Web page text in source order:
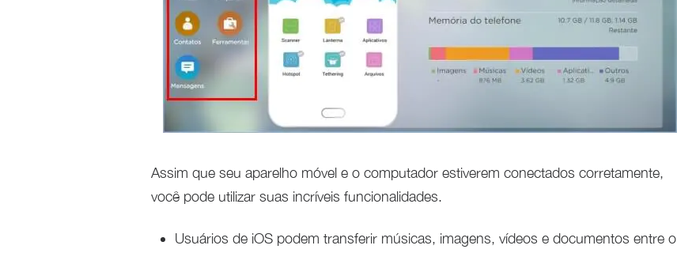
Assim que seu aparelho móvel e o computador estiverem conectados corretamente,
você pode utilizar suas incríveis funcionalidades.
Usuários de iOS podem transferir músicas, imagens, vídeos e documentos entre o